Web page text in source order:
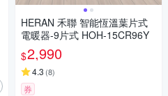
HERAN 禾聯 智能恆溫葉片式
電暖器-9片式 HOH-15CR96Y
$2,990
4.3 (8)
券